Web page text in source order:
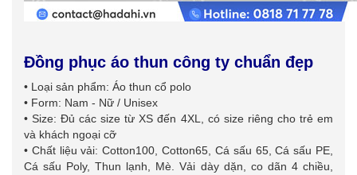
Đồng phục áo thun công ty chuẩn đẹp
• Loại sản phẩm: Áo thun cổ polo
• Form: Nam - Nữ / Unisex
• Size: Đủ các size từ XS đến 4XL, có size riêng cho trẻ em
và khách ngoại cỡ
• Chất liệu vải: Cotton100, Cotton65, Cá sấu 65, Cá sấu PE,
Cá sấu Poly, Thun lạnh, Mè. Vải dày dặn, co dãn 4 chiều,